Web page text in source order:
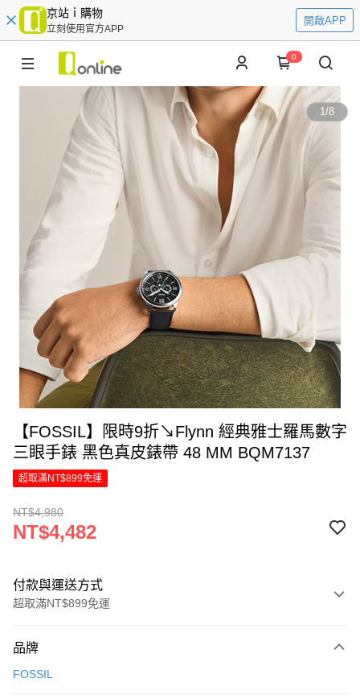
京站ｉ購物
立刻使用官方APP
開啟APP
0
1/8
【FOSSIL】限時9折↘Flynn 經典雅士羅馬數字
三眼手錶 黑色真皮錶帶 48 MM BQM7137
超取滿NT$899免運
NT$4,980
NT$4,482
付款與運送方式
超取滿NT$899免運
信用卡一次付款
品牌
FOSSIL